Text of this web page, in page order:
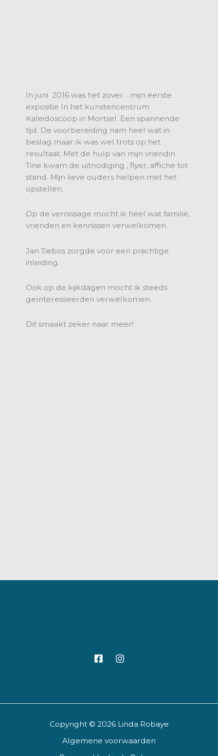
In juni 2016 was het zover….mijn eerste
expositie In het kunstencentrum
Kaleidoscoop in Mortsel. Een spannende
tijd. De voorbereiding nam heel wat in
beslag maar ik was wel trots op het
resultaat. Met de hulp van mijn vriendin
Tine kwam de uitnodiging , flyer, affiche tot
stand. Mijn lieve ouders hielpen met het
opstellen.
Op de vernissage mocht ik heel wat familie,
vrienden en kennissen verwelkomen.
Jan Tiebos zorgde voor een prachtige
inleiding.
Ook op de kijkdagen mocht ik steeds
geïnteresseerden verwelkomen.
Dit smaakt zeker naar meer!
Copyright © 2026 Linda Robaye
Algemene voorwaarden